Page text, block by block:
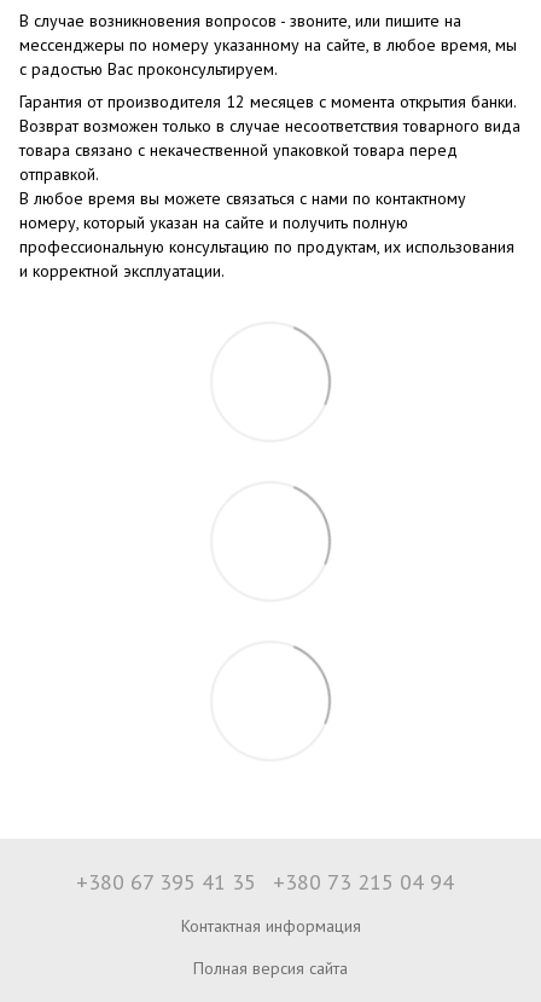
В случае возникновения вопросов - звоните, или пишите на
мессенджеры по номеру указанному на сайте, в любое время, мы
с радостью Вас проконсультируем.
Гарантия от производителя 12 месяцев с момента открытия банки.
Возврат возможен только в случае несоответствия товарного вида
товара связано с некачественной упаковкой товара перед
отправкой.
В любое время вы можете связаться с нами по контактному
номеру, который указан на сайте и получить полную
профессиональную консультацию по продуктам, их использования
и корректной эксплуатации.
+380 67 395 41 35 +380 73 215 04 94
Контактная информация
Полная версия сайта